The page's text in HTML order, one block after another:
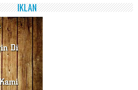
IKLAN